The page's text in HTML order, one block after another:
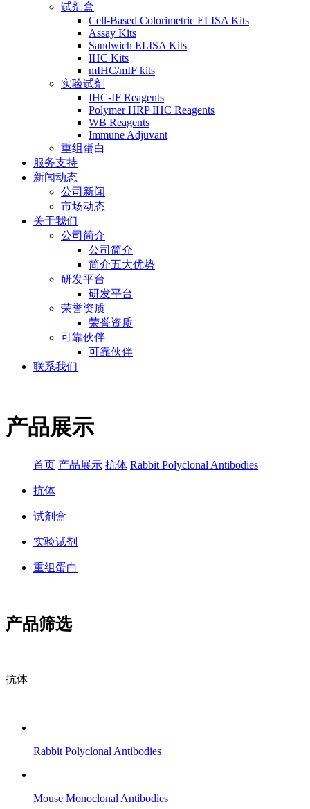
试剂盒
Cell-Based Colorimetric ELISA Kits
Assay Kits
Sandwich ELISA Kits
IHC Kits
mIHC/mIF kits
实验试剂
IHC-IF Reagents
Polymer HRP IHC Reagents
WB Reagents
Immune Adjuvant
重组蛋白
服务支持
新闻动态
公司新闻
市场动态
关于我们
公司简介
公司简介
简介五大优势
研发平台
研发平台
荣誉资质
荣誉资质
可靠伙伴
可靠伙伴
联系我们
产品展示
首页 产品展示 抗体 Rabbit Polyclonal Antibodies
抗体
试剂盒
实验试剂
重组蛋白
产品筛选
抗体
Rabbit Polyclonal Antibodies
Mouse Monoclonal Antibodies